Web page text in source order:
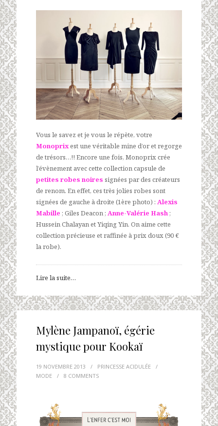
Vous le savez et je vous le répète, votre
Monoprixest une véritable mine d’or et regorge
de trésors…!! Encore une fois, Monoprix crée
l’évènement avec cette collection capsule de
petites robes noires signées par des créateurs
de renom. En effet, ces très jolies robes sont
signées de gauche à droite (1ère photo) : Alexis
Mabille ; Giles Deacon ; Anne-Valérie Hash ;
Hussein Chalayan et Yiqing Yin. On aime cette
collection précieuse et raffinée à prix doux (90 €
la robe).
Lire la suite…
Mylène Jampanoï, égérie
mystique pour Kookaï
19 NOVEMBRE 2013 / PRINCESSE ACIDULÉE
/
MODE
/ 8 COMMENTS